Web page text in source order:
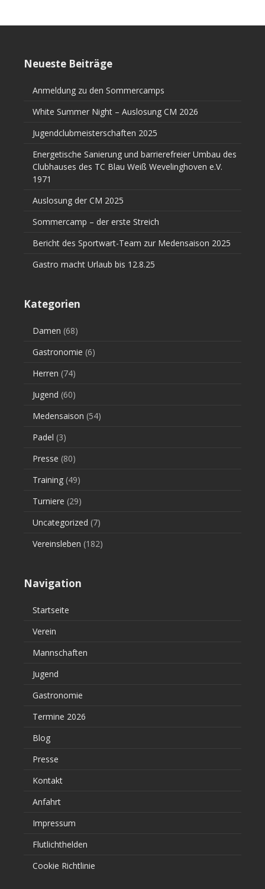
Neueste Beiträge
Anmeldung zu den Sommercamps
White Summer Night – Auslosung CM 2026
Jugendclubmeisterschaften 2025
Energetische Sanierung und barrierefreier Umbau des
Clubhauses des TC Blau Weiß Wevelinghoven e.V.
1971
Auslosung der CM 2025
Sommercamp – der erste Streich
Bericht des Sportwart-Team zur Medensaison 2025
Gastro macht Urlaub bis 12.8.25
Kategorien
Damen (68)
Gastronomie (6)
Herren (74)
Jugend (60)
Medensaison (54)
Padel (3)
Presse (80)
Training (49)
Turniere (29)
Uncategorized (7)
Vereinsleben (182)
Navigation
Startseite
Verein
Mannschaften
Jugend
Gastronomie
Termine 2026
Blog
Presse
Kontakt
Anfahrt
Impressum
Flutlichthelden
Cookie Richtlinie